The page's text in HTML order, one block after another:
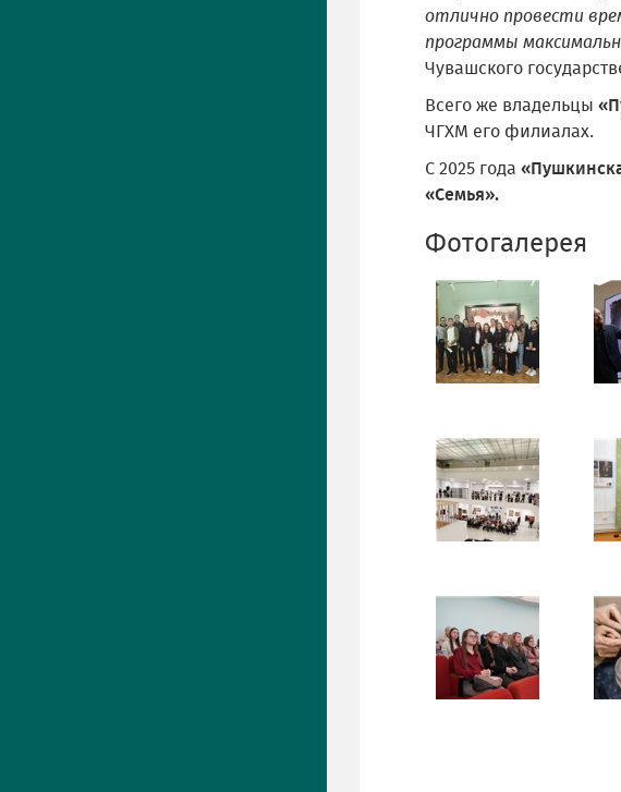
отлично провести
программы
Чувашского
Всего же владельцы
ЧГХМ его филиалах.
С 2025 года
«Семья».
Фотогалерея